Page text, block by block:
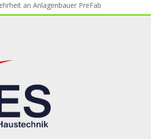
an An­la­gen­bau­er PreFab